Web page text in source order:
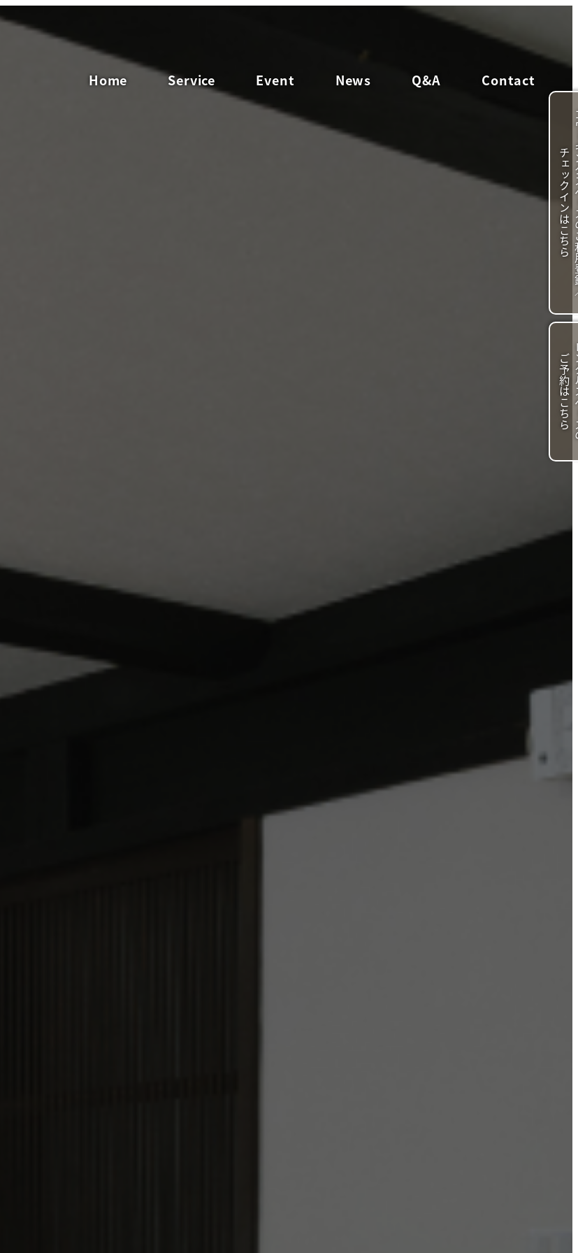
チ
ら
ン
ご
ら
Home Service Event News Q&A Contact